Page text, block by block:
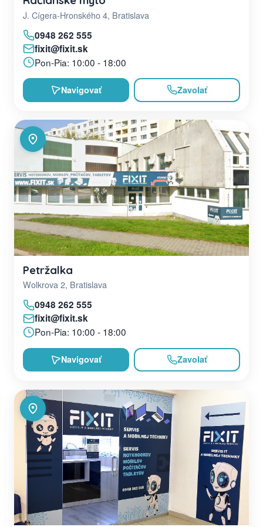
J. Cígera-Hronského 4, Bratislava
0948 262 555
fixit@fixit.sk
Pon-Pia: 10:00 - 18:00
Navigovať Zavolať
Petržalka
Wolkrova 2, Bratislava
0948 262 555
fixit@fixit.sk
Pon-Pia: 10:00 - 18:00
Navigovať Zavolať